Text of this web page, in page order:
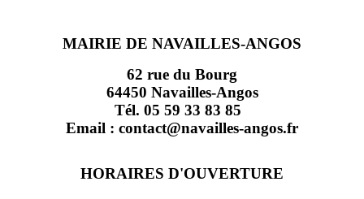
MAIRIE DE NAVAILLES-ANGOS
62 rue du Bourg
64450 Navailles-Angos
Tél. 05 59 33 83 85
Email : contact@navailles-angos.fr
HORAIRES D'OUVERTURE